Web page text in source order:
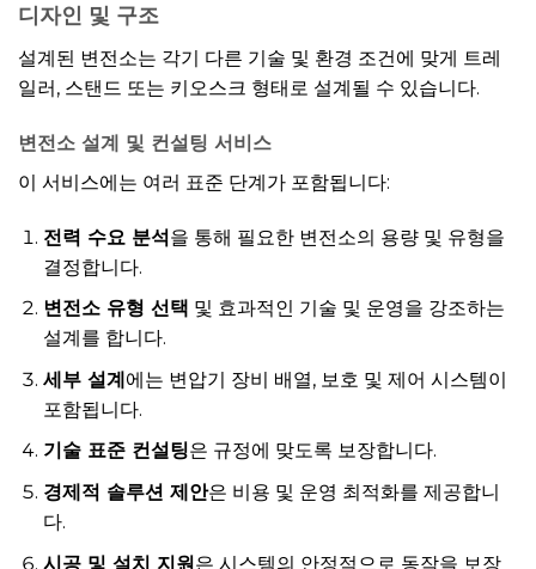
디자인 및 구조
설계된 변전소는 각기 다른 기술 및 환경 조건에 맞게 트레
일러, 스탠드 또는 키오스크 형태로 설계될 수 있습니다.
변전소 설계 및 컨설팅 서비스
이 서비스에는 여러 표준 단계가 포함됩니다:
전력 수요 분석을 통해 필요한 변전소의 용량 및 유형을
결정합니다.
변전소 유형 선택 및 효과적인 기술 및 운영을 강조하는
설계를 합니다.
세부 설계에는 변압기 장비 배열, 보호 및 제어 시스템이
포함됩니다.
기술 표준 컨설팅은 규정에 맞도록 보장합니다.
경제적 솔루션 제안은 비용 및 운영 최적화를 제공합니
다.
시공 및 설치 지원은 시스템의 안정적으로 동작을 보장